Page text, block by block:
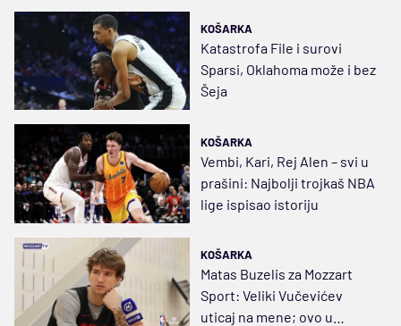
KOŠARKA
Katastrofa File i surovi
Sparsi, Oklahoma može i bez
Šeja
KOŠARKA
Vembi, Kari, Rej Alen – svi u
prašini: Najbolji trojkaš NBA
lige ispisao istoriju
KOŠARKA
Matas Buzelis za Mozzart
Sport: Veliki Vučevićev
uticaj na mene; ovo u